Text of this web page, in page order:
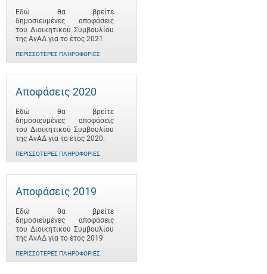
Εδώ θα βρείτε
δημοσιευμένες αποφάσεις
του Διοικητικού Συμβουλίου
της ΑνΑΔ για το έτος 2021.
ΠΕΡΙΣΣΌΤΕΡΕΣ ΠΛΗΡΟΦΟΡΊΕΣ
Αποφάσεις 2020
Εδώ θα βρείτε
δημοσιευμένες αποφάσεις
του Διοικητικού Συμβουλίου
της ΑνΑΔ για το έτος 2020.
ΠΕΡΙΣΣΌΤΕΡΕΣ ΠΛΗΡΟΦΟΡΊΕΣ
Αποφάσεις 2019
Εδώ θα βρείτε
δημοσιευμένες αποφάσεις
του Διοικητικού Συμβουλίου
της ΑνΑΔ για το έτος 2019
ΠΕΡΙΣΣΌΤΕΡΕΣ ΠΛΗΡΟΦΟΡΊΕΣ